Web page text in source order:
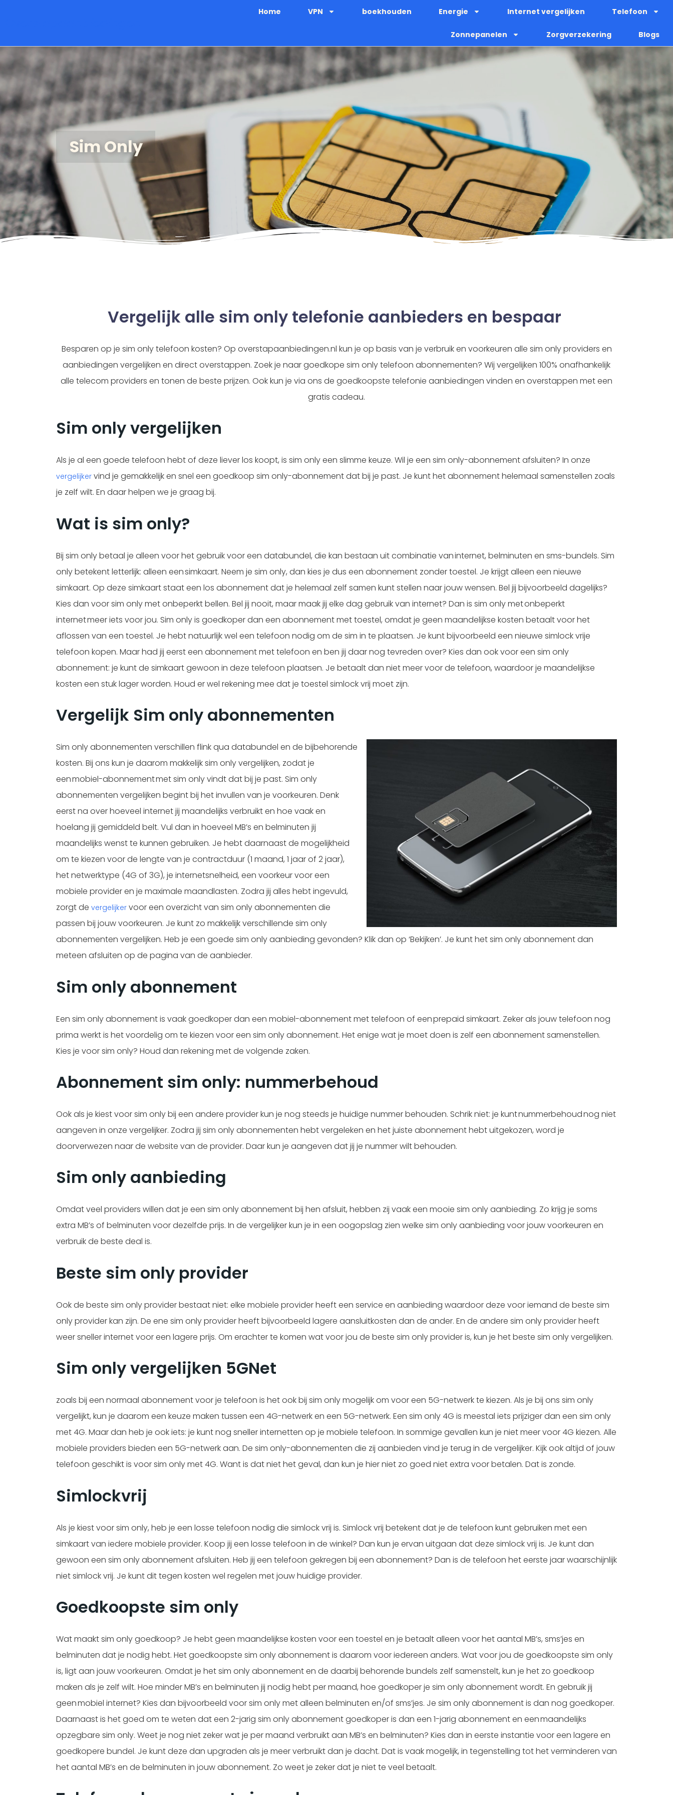
Home VPN boekhouden Energie Internet vergelijken Telefoon
Zonnepanelen Zorgverzekering Blogs
Sim Only
Vergelijk alle sim only telefonie aanbieders en bespaar
Besparen op je sim only telefoon kosten? Op overstapaanbiedingen.nl kun je op basis van je verbruik en voorkeuren alle sim only providers en
aanbiedingen vergelijken en direct overstappen. Zoek je naar goedkope sim only telefoon abonnementen? Wij vergelijken 100% onafhankelijk
alle telecom providers en tonen de beste prijzen. Ook kun je via ons de goedkoopste telefonie aanbiedingen vinden en overstappen met een
gratis cadeau.
Sim only vergelijken
Als je al een goede telefoon hebt of deze liever los koopt, is sim only een slimme keuze. Wil je een sim only-abonnement afsluiten? In onze
vergelijker vind je gemakkelijk en snel een goedkoop sim only-abonnement dat bij je past. Je kunt het abonnement helemaal samenstellen zoals
je zelf wilt. En daar helpen we je graag bij.
Wat is sim only?
Bij sim only betaal je alleen voor het gebruik voor een databundel, die kan bestaan uit combinatie van internet, belminuten en sms-bundels. Sim
only betekent letterlijk: alleen een simkaart. Neem je sim only, dan kies je dus een abonnement zonder toestel. Je krijgt alleen een nieuwe
simkaart. Op deze simkaart staat een los abonnement dat je helemaal zelf samen kunt stellen naar jouw wensen. Bel jij bijvoorbeeld dagelijks?
Kies dan voor sim only met onbeperkt bellen. Bel jij nooit, maar maak jij elke dag gebruik van internet? Dan is sim only met onbeperkt
internet meer iets voor jou. Sim only is goedkoper dan een abonnement met toestel, omdat je geen maandelijkse kosten betaalt voor het
aflossen van een toestel. Je hebt natuurlijk wel een telefoon nodig om de sim in te plaatsen. Je kunt bijvoorbeeld een nieuwe simlock vrije
telefoon kopen. Maar had jij eerst een abonnement met telefoon en ben jij daar nog tevreden over? Kies dan ook voor een sim only
abonnement: je kunt de simkaart gewoon in deze telefoon plaatsen. Je betaalt dan niet meer voor de telefoon, waardoor je maandelijkse
kosten een stuk lager worden. Houd er wel rekening mee dat je toestel simlock vrij moet zijn.
Vergelijk Sim only abonnementen
Sim only abonnementen verschillen flink qua databundel en de bijbehorende
kosten. Bij ons kun je daarom makkelijk sim only vergelijken, zodat je
een mobiel-abonnement met sim only vindt dat bij je past. Sim only
abonnementen vergelijken begint bij het invullen van je voorkeuren. Denk
eerst na over hoeveel internet jij maandelijks verbruikt en hoe vaak en
hoelang jij gemiddeld belt. Vul dan in hoeveel MB’s en belminuten jij
maandelijks wenst te kunnen gebruiken. Je hebt daarnaast de mogelijkheid
om te kiezen voor de lengte van je contractduur (1 maand, 1 jaar of 2 jaar),
het netwerktype (4G of 3G), je internetsnelheid, een voorkeur voor een
mobiele provider en je maximale maandlasten. Zodra jij alles hebt ingevuld,
zorgt de vergelijker voor een overzicht van sim only abonnementen die
passen bij jouw voorkeuren. Je kunt zo makkelijk verschillende sim only
abonnementen vergelijken. Heb je een goede sim only aanbieding gevonden? Klik dan op ‘Bekijken’. Je kunt het sim only abonnement dan
meteen afsluiten op de pagina van de aanbieder.
Sim only abonnement
Een sim only abonnement is vaak goedkoper dan een mobiel-abonnement met telefoon of een prepaid simkaart. Zeker als jouw telefoon nog
prima werkt is het voordelig om te kiezen voor een sim only abonnement. Het enige wat je moet doen is zelf een abonnement samenstellen.
Kies je voor sim only? Houd dan rekening met de volgende zaken.
Abonnement sim only: nummerbehoud
Ook als je kiest voor sim only bij een andere provider kun je nog steeds je huidige nummer behouden. Schrik niet: je kunt nummerbehoud nog niet
aangeven in onze vergelijker. Zodra jij sim only abonnementen hebt vergeleken en het juiste abonnement hebt uitgekozen, word je
doorverwezen naar de website van de provider. Daar kun je aangeven dat jij je nummer wilt behouden.
Sim only aanbieding
Omdat veel providers willen dat je een sim only abonnement bij hen afsluit, hebben zij vaak een mooie sim only aanbieding. Zo krijg je soms
extra MB’s of belminuten voor dezelfde prijs. In de vergelijker kun je in een oogopslag zien welke sim only aanbieding voor jouw voorkeuren en
verbruik de beste deal is.
Beste sim only provider
Ook de beste sim only provider bestaat niet: elke mobiele provider heeft een service en aanbieding waardoor deze voor iemand de beste sim
only provider kan zijn. De ene sim only provider heeft bijvoorbeeld lagere aansluitkosten dan de ander. En de andere sim only provider heeft
weer sneller internet voor een lagere prijs. Om erachter te komen wat voor jou de beste sim only provider is, kun je het beste sim only vergelijken.
Sim only vergelijken 5GNet
zoals bij een normaal abonnement voor je telefoon is het ook bij sim only mogelijk om voor een 5G-netwerk te kiezen. Als je bij ons sim only
vergelijkt, kun je daarom een keuze maken tussen een 4G-netwerk en een 5G-netwerk. Een sim only 4G is meestal iets prijziger dan een sim only
met 4G. Maar dan heb je ook iets: je kunt nog sneller internetten op je mobiele telefoon. In sommige gevallen kun je niet meer voor 4G kiezen. Alle
mobiele providers bieden een 5G-netwerk aan. De sim only-abonnementen die zij aanbieden vind je terug in de vergelijker. Kijk ook altijd of jouw
telefoon geschikt is voor sim only met 4G. Want is dat niet het geval, dan kun je hier niet zo goed niet extra voor betalen. Dat is zonde.
Simlockvrij
Als je kiest voor sim only, heb je een losse telefoon nodig die simlock vrij is. Simlock vrij betekent dat je de telefoon kunt gebruiken met een
simkaart van iedere mobiele provider. Koop jij een losse telefoon in de winkel? Dan kun je ervan uitgaan dat deze simlock vrij is. Je kunt dan
gewoon een sim only abonnement afsluiten. Heb jij een telefoon gekregen bij een abonnement? Dan is de telefoon het eerste jaar waarschijnlijk
niet simlock vrij. Je kunt dit tegen kosten wel regelen met jouw huidige provider.
Goedkoopste sim only
Wat maakt sim only goedkoop? Je hebt geen maandelijkse kosten voor een toestel en je betaalt alleen voor het aantal MB’s, sms’jes en
belminuten dat je nodig hebt. Het goedkoopste sim only abonnement is daarom voor iedereen anders. Wat voor jou de goedkoopste sim only
is, ligt aan jouw voorkeuren. Omdat je het sim only abonnement en de daarbij behorende bundels zelf samenstelt, kun je het zo goedkoop
maken als je zelf wilt. Hoe minder MB’s en belminuten jij nodig hebt per maand, hoe goedkoper je sim only abonnement wordt. En gebruik jij
geen mobiel internet? Kies dan bijvoorbeeld voor sim only met alleen belminuten en/of sms’jes. Je sim only abonnement is dan nog goedkoper.
Daarnaast is het goed om te weten dat een 2-jarig sim only abonnement goedkoper is dan een 1-jarig abonnement en een maandelijks
opzegbare sim only. Weet je nog niet zeker wat je per maand verbruikt aan MB’s en belminuten? Kies dan in eerste instantie voor een lagere en
goedkopere bundel. Je kunt deze dan upgraden als je meer verbruikt dan je dacht. Dat is vaak mogelijk, in tegenstelling tot het verminderen van
het aantal MB’s en de belminuten in jouw abonnement. Zo weet je zeker dat je niet te veel betaalt.